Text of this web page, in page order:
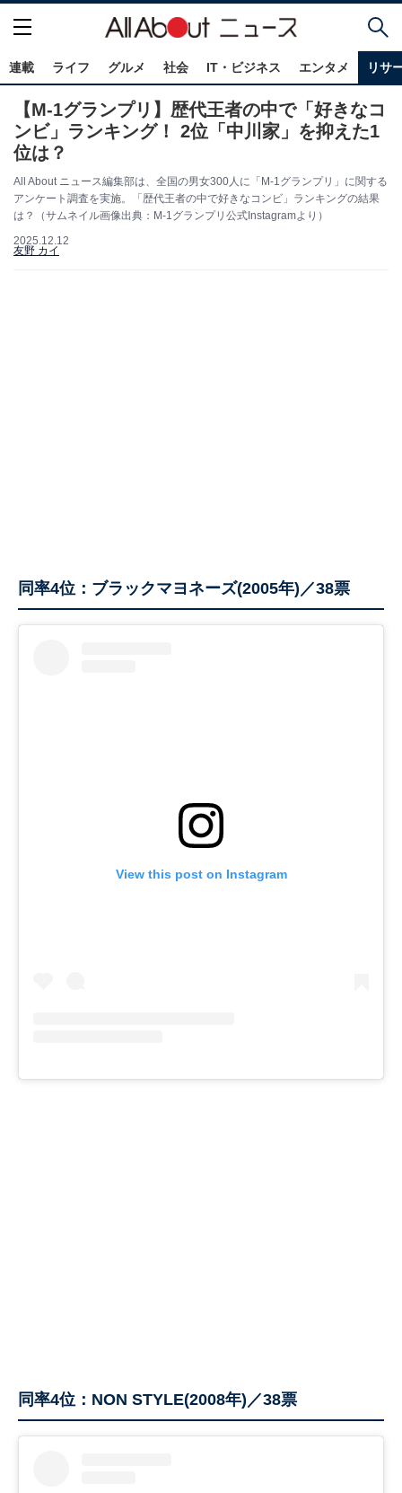
連載 ライフ グルメ 社会 IT・ビジネス エンタメ リサ
【M-1グランプリ】歴代王者の中で「好きなコ
ンビ」ランキング！ 2位「中川家」を抑えた1
位は？
All About ニュース編集部は、全国の男女300人に「M-1グランプリ」に関する
アンケート調査を実施。「歴代王者の中で好きなコンビ」ランキングの結果
は？（サムネイル画像出典：M-1グランプリ公式Instagramより）
2025.12.12
友野 カイ
同率4位：ブラックマヨネーズ(2005年)／38票
View this post on Instagram
同率4位：NON STYLE(2008年)／38票